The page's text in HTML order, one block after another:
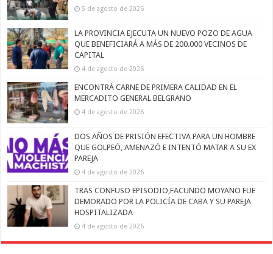
5 de agosto de 2026
LA PROVINCIA EJECUTA UN NUEVO POZO DE AGUA
QUE BENEFICIARÁ A MÁS DE 200.000 VECINOS DE
CAPITAL
4 de agosto de 2026
ENCONTRÁ CARNE DE PRIMERA CALIDAD EN EL
MERCADITO GENERAL BELGRANO
4 de agosto de 2026
DOS AÑOS DE PRISIÓN EFECTIVA PARA UN HOMBRE
QUE GOLPEÓ, AMENAZÓ E INTENTÓ MATAR A SU EX
PAREJA
4 de agosto de 2026
TRAS CONFUSO EPISODIO,FACUNDO MOYANO FUE
DEMORADO POR LA POLICÍA DE CABA Y SU PAREJA
HOSPITALIZADA
4 de agosto de 2026